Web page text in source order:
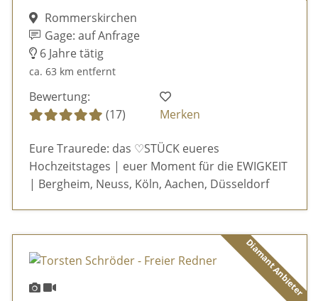
Rommerskirchen
Gage: auf Anfrage
6 Jahre tätig
ca. 63 km entfernt
Bewertung:
(17)
Merken
Eure Traurede: das ♡STÜCK eueres
Hochzeitstages | euer Moment für die EWIGKEIT
| Bergheim, Neuss, Köln, Aachen, Düsseldorf
Diamant Anbieter